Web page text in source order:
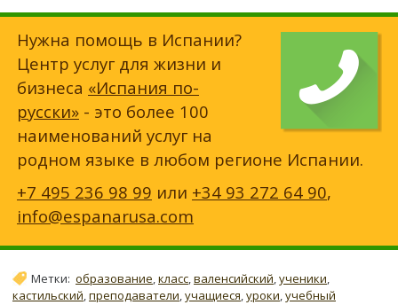
Нужна помощь в Испании?
Центр услуг для жизни и
бизнеса «Испания по-
русски» - это более 100
наименований услуг на
родном языке в любом регионе Испании.
+7 495 236 98 99 или +34 93 272 64 90,
info@espanarusa.com
Метки: образование,класс,валенсийский,ученики,
кастильский,преподаватели,учащиеся,уроки,учебный